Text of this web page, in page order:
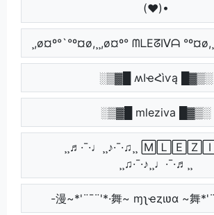
(♥)•
¸,ø¤º°`°º¤ø,¸¸,ø¤º° ᗰᒪEᘔIᐯᗩ
░▒▓█ ʍӀҽՀìѵą █▓▒░
░▒▓█ mleziva █▓▒░
¸¸♬·¯·♩¸¸♪·¯·♫¸¸
¸¸♫·¯·♪¸¸♩·¯·♬¸¸
-漫~*'¨¯¨'*·舞~ ɱʅҽȥιʋα ~舞